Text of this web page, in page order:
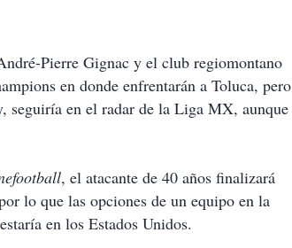
Pierre Gignac y el club regiomontano
en donde enfrentarán a Toluca, pero
seguiría en el radar de la Liga MX, aunque
, el atacante de 40 años finalizará
lo que las opciones de un equipo en la
en los Estados Unidos.